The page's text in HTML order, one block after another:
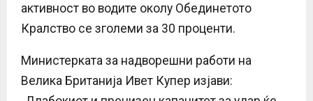
активност во водите околу Обединетото
Кралство се зголеми за 30 проценти.
Министерката за надворешни работи на
Велика Британија Ивет Купер изјави: